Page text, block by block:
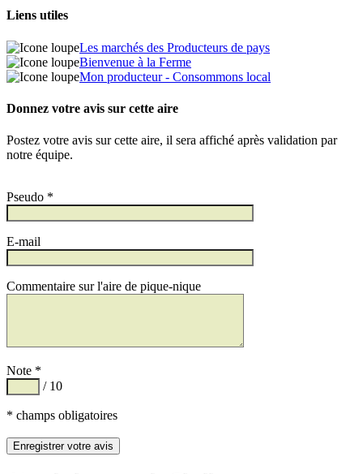
Liens utiles
Les marchés des Producteurs de pays
Bienvenue à la Ferme
Mon producteur - Consommons local
Donnez votre avis sur cette aire
Postez votre avis sur cette aire, il sera affiché après validation par
notre équipe.
Pseudo *
E-mail
Commentaire sur l'aire de pique-nique
Note *
/ 10
* champs obligatoires